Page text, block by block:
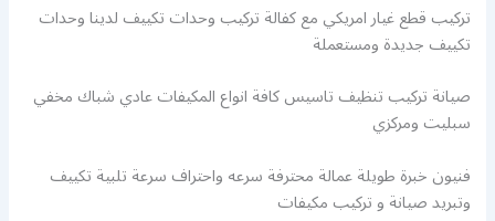
تركيب قطع غيار امريكي مع كفالة تركيب وحدات تكييف لدينا وحدات
تكييف جديدة ومستعملة
صيانة تركيب تنظيف تاسيس كافة انواع المكيفات عادي شباك مخفي
سبليت ومركزي
فنيون خبرة طويلة عمالة محترفة سرعه واحتراف سرعة تلبية تكييف
وتبريد صيانة و تركيب مكيفات